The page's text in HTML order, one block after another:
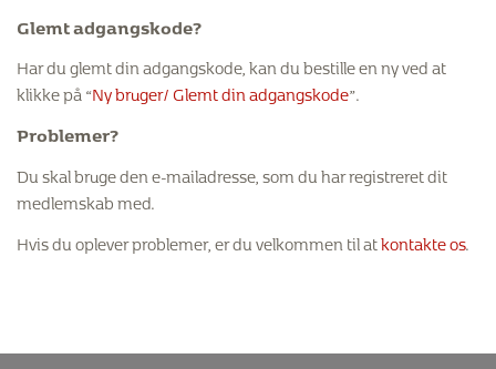
Glemt adgangskode?
Har du glemt din adgangskode, kan du bestille en ny ved at
klikke på “Ny bruger/ Glemt din adgangskode”.
Problemer?
Du skal bruge den e-mailadresse, som du har registreret dit
medlemskab med.
Hvis du oplever problemer, er du velkommen til atkontakte os.